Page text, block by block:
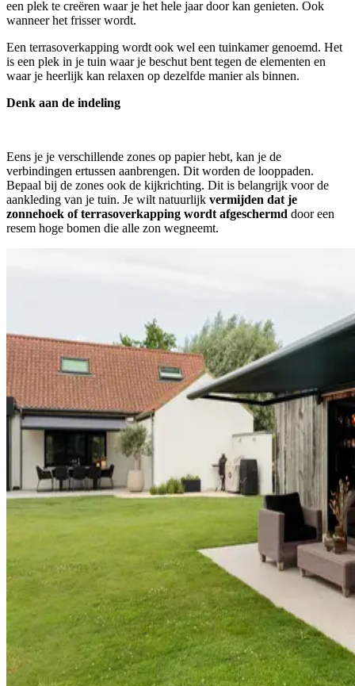
een plek te creëren waar je het hele jaar door kan genieten. Ook
wanneer het frisser wordt.
Een terrasoverkapping wordt ook wel een tuinkamer genoemd. Het
is een plek in je tuin waar je beschut bent tegen de elementen en
waar je heerlijk kan relaxen op dezelfde manier als binnen.
Denk aan de indeling
Eens je je verschillende zones op papier hebt, kan je de
verbindingen ertussen aanbrengen. Dit worden de looppaden.
Bepaal bij de zones ook de kijkrichting. Dit is belangrijk voor de
aankleding van je tuin. Je wilt natuurlijk vermijden dat je
zonnehoek of terrasoverkapping wordt afgeschermd door een
resem hoge bomen die alle zon wegneemt.